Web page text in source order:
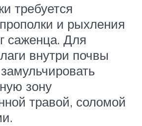
требуется
и рыхления
саженца. Для
внутри почвы
зону
травой, соломой